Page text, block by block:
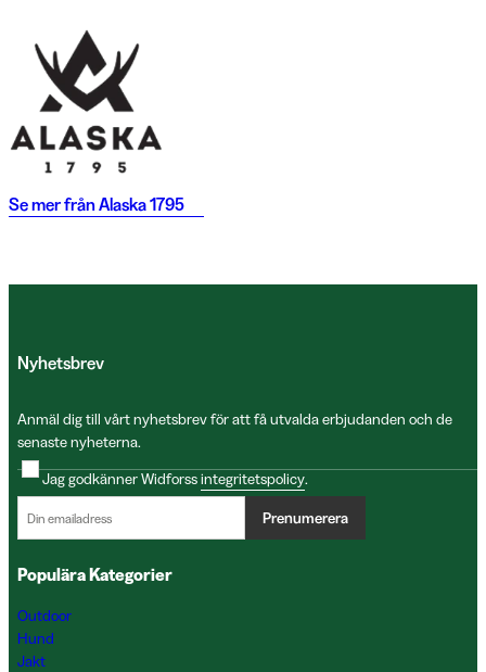
Se mer frånAlaska 1795
Nyhetsbrev
Anmäl dig till vårt nyhetsbrev för att få utvalda erbjudanden och de
senaste nyheterna.
Jag godkänner Widforssintegritetspolicy.
Prenumerera
Populära Kategorier
Outdoor
Hund
Jakt